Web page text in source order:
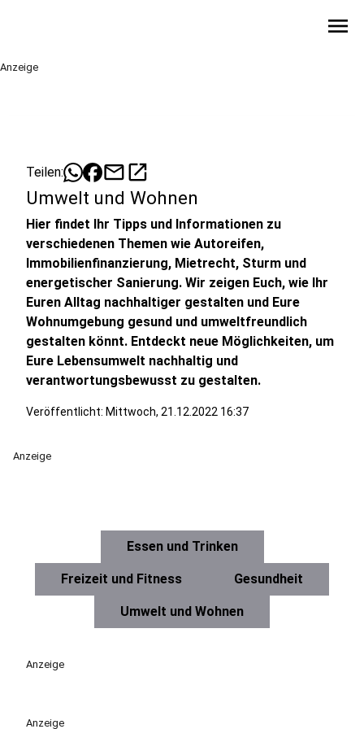
menu
Anzeige
Teilen: mailopen_in_new
Umwelt und Wohnen
Hier findet Ihr Tipps und Informationen zu
verschiedenen Themen wie Autoreifen,
Immobilienfinanzierung, Mietrecht, Sturm und
energetischer Sanierung. Wir zeigen Euch, wie Ihr
Euren Alltag nachhaltiger gestalten und Eure
Wohnumgebung gesund und umweltfreundlich
gestalten könnt. Entdeckt neue Möglichkeiten, um
Eure Lebensumwelt nachhaltig und
verantwortungsbewusst zu gestalten.
Veröffentlicht: Mittwoch, 21.12.2022 16:37
Anzeige
Essen und Trinken
Freizeit und Fitness Gesundheit
Umwelt und Wohnen
Anzeige
Anzeige